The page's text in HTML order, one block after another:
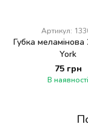
Артикул:
Губка
York
75 грн
В наявності